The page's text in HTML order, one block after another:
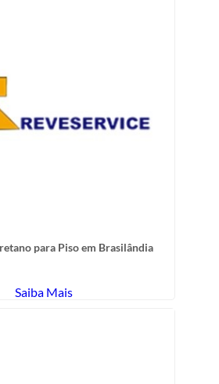
para Piso em Brasilândia
Saiba Mais